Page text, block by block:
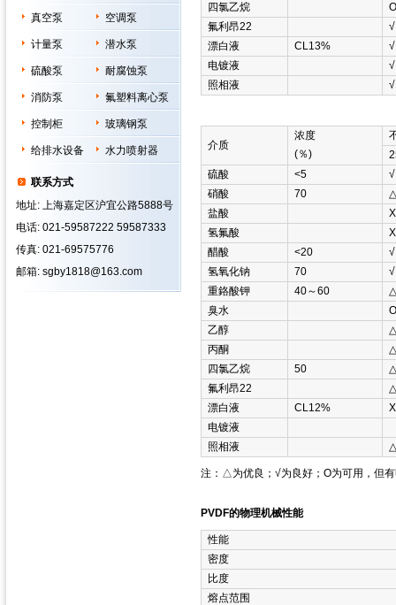
真空泵 空调泵
计量泵 潜水泵
硫酸泵 耐腐蚀泵
消防泵 氟塑料离心泵
控制柜 玻璃钢泵
给排水设备 水力喷射器
联系方式
地址: 上海嘉定区沪宜公路5888号
电话: 021-59587222 59587333
传真: 021-69575776
邮箱: sgby1818@163.com
四氯乙烷
Ο
氟利昂22
√
漂白液
CL13%
√
电镀液
√
照相液
√
介质
浓度
(％)
硫酸
<5
√
硝酸
70
△
盐酸
Χ
氢氟酸
Χ
醋酸
<20
√
氢氧化钠
70
√
重鉻酸钾
40～60
△
臭水
Ο
乙醇
△
丙酮
△
四氯乙烷
50
△
氟利昂22
△
漂白液
CL12%
Χ
电镀液
照相液
△
注：△为优良；√为良好；Ο为可用，但
PVDF的物理机械性能
性能
密度
比度
熔点范围